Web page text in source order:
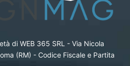
di WEB 365 SRL - Via Nicola
(RM) - Codice Fiscale e Partita